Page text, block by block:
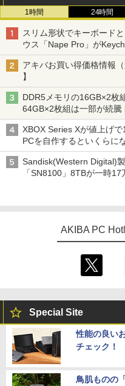
1時間 24時間
スリム形状でキーボード
ウス「Nape Pro」が
アキバお買い得価格情報
】
DDR5メモリの16GB×2枚
64GB×2枚組は一部が続
XBOX Series Xが値上げ
PCを自作するといくらに
ーム』】
Sandisk(Western Digital)
「SN8100」8TBが一時
AKIBA PC
Special Site
性能の良い
チェック！
鳥肌ものの